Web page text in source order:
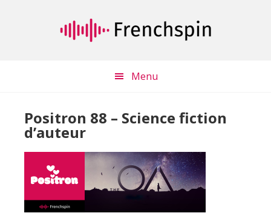
Menu
Positron 88 – Science fiction
d’auteur